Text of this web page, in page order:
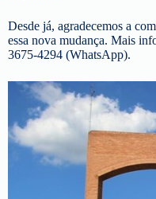
Desde já, agradecemos a
essa nova mudança. Mais
3675-4294 (WhatsApp).